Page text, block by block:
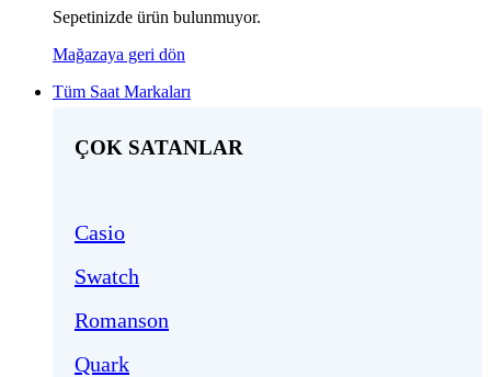
Sepetinizde ürün bulunmuyor.
Mağazaya geri dön
Tüm Saat Markaları
ÇOK SATANLAR
Casio
Swatch
Romanson
Quark